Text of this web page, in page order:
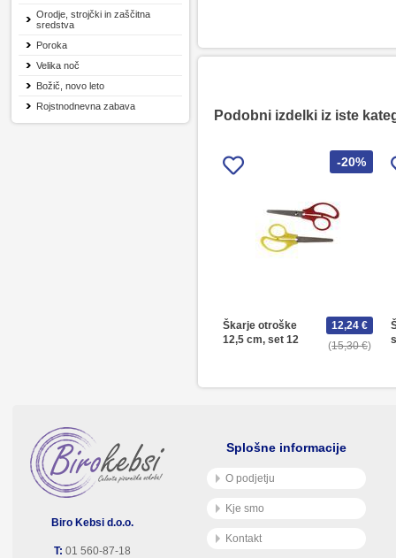
Orodje, strojčki in zaščitna
sredstva
Poroka
Velika noč
Božič, novo leto
Rojstnodnevna zabava
Podobni izdelki iz iste
-20%
Škarje otroške
12,5 cm, set 12
15,30 €
12,24 €
Biro Kebsi d.o.o.
T: 01 560-87-18
Splošne informacije
O podjetju
Kje smo
Kontakt